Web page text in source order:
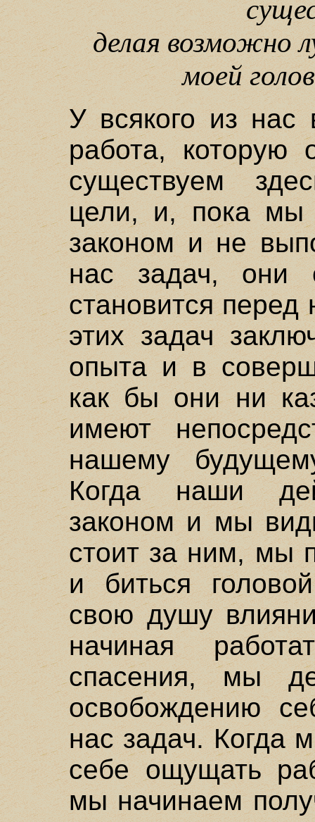
делая возможно
моей
У всякого из
работа,
существуем
цели, и, пока мы
законом и не
нас задач, они
становится
этих задач
опыта и в
как бы они ни
имеют
нашему
Когда наши
законом и мы
стоит за ним, мы
и биться
свою душу
начиная
спасения, мы
освобождению
нас задач. Когда
себе ощущать
мы начинаем